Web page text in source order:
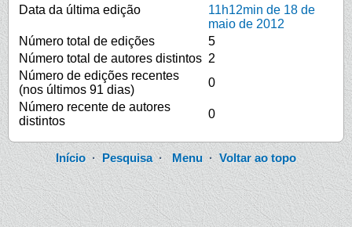
Data da última edição
11h12min de 18 de
maio de 2012
Número total de edições
5
Número total de autores distintos 2
Número de edições recentes
(nos últimos 91 dias)
0
Número recente de autores
distintos
0
Início ·Pesquisa· Menu ·Voltar ao topo